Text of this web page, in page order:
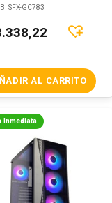
GC783
AL CARRITO
Inmediata